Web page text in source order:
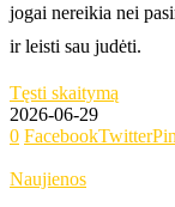
jogai nereikia nei
ir leisti sau judėti.
Tęsti skaitymą
2026-06-29
0 FacebookTwitter
Naujienos